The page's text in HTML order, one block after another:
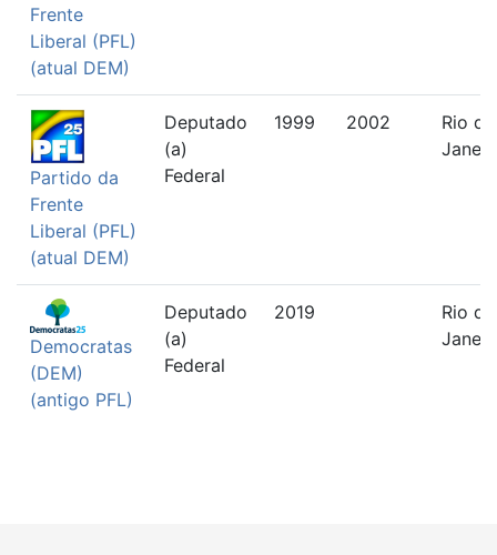
Frente
Liberal (PFL)
(atual DEM)
Partido da
Frente
Liberal (PFL)
(atual DEM)
Deputado
(a)
Federal
1999 2002
Rio de
Democratas
(DEM)
(antigo PFL)
Deputado
(a)
Federal
2019
Rio de